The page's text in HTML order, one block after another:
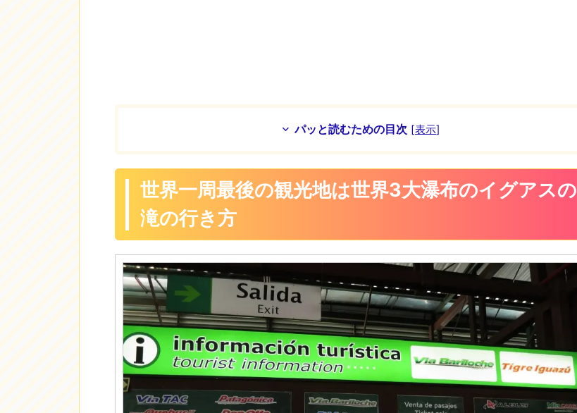
パッと読むための目次 [表示]
世界一周最後の観光地は世界3大瀑布のイグアスの
滝の行き方